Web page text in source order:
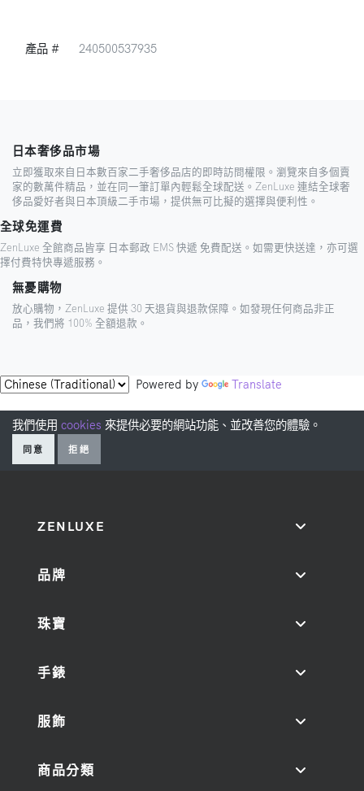
產品 # 240500537935
日本奢侈品市場
立即獲取來自日本數百家二手奢侈品店的即時訪問權限。瀏覽來自多個賣
家的數萬件精品，並在同一筆訂單內輕鬆全球配送。ZenLuxe 連結全球奢
侈品愛好者與日本頂級二手市場，提供無可比擬的選擇與便利性。
全球免運費
ZenLuxe 全館商品皆享 日本郵政 EMS 快遞 免費配送。如需更快送達，亦可選
擇付費特快專遞服務。
無憂購物
放心購物，ZenLuxe 提供 30 天退貨與退款保障。如發現任何商品非正
品，我們將 100% 全額退款。
Powered by Translate
我們使用 cookies 來提供必要的網站功能、並改善您的體驗。
同意 拒絕
ZENLUXE
品牌
珠寶
手錶
服飾
商品分類